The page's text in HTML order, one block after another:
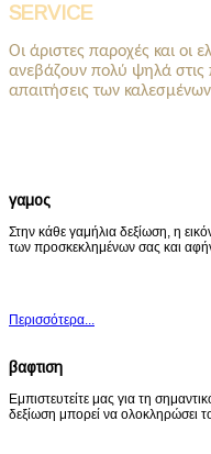
SERVICE
Οι άριστες παροχές και οι
ανεβάζουν πολύ ψηλά στις
απαιτήσεις των
γαμος
Στην κάθε γαμήλια δεξίωση, η
των προσκεκλημένων σας και
Περισσότερα...
βαφτιση
Εμπιστευτείτε μας για τη
δεξίωση μπορεί να ολοκληρώσει